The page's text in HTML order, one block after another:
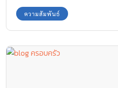
ความสัมพันธ์